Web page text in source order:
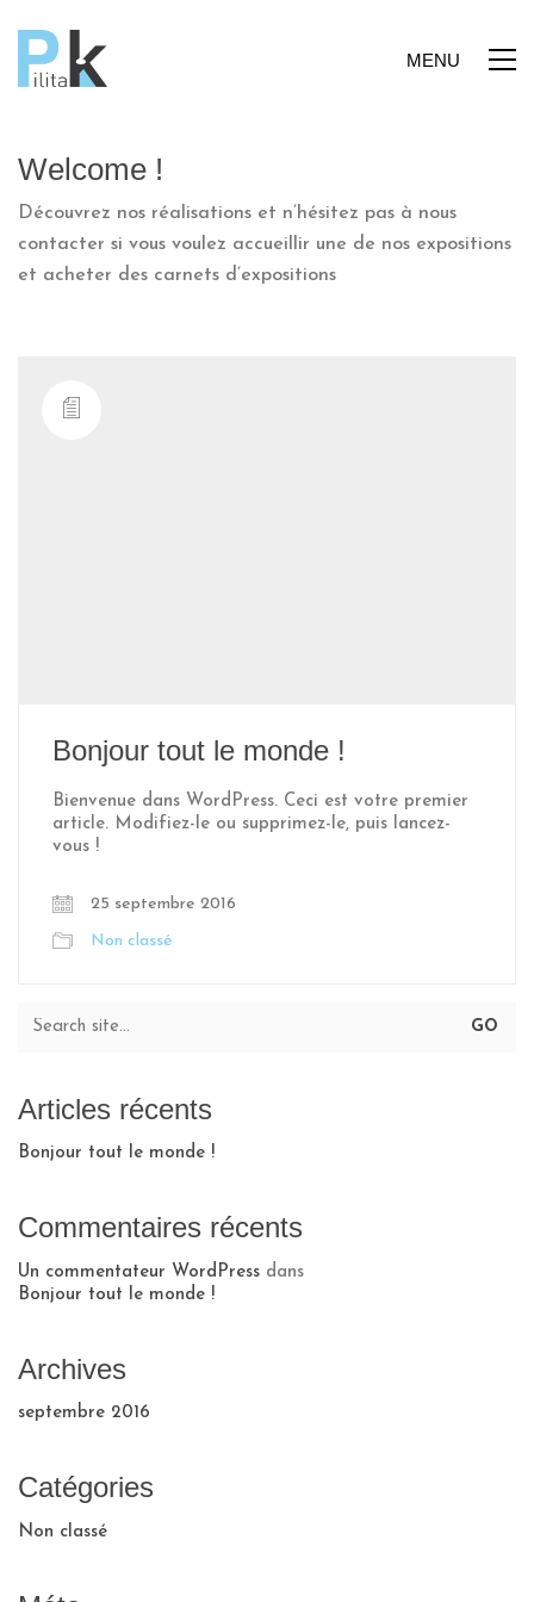
MENU
Welcome !
Découvrez nos réalisations et n’hésitez pas à nous
contacter si vous voulez accueillir une de nos expositions
et acheter des carnets d’expositions
Bonjour tout le monde !
Bienvenue dans WordPress. Ceci est votre premier
article. Modifiez-le ou supprimez-le, puis lancez-
vous !
25 septembre 2016
Non classé
Articles récents
Bonjour tout le monde !
Commentaires récents
Un commentateur WordPress dans
Bonjour tout le monde !
Archives
septembre 2016
Catégories
Non classé